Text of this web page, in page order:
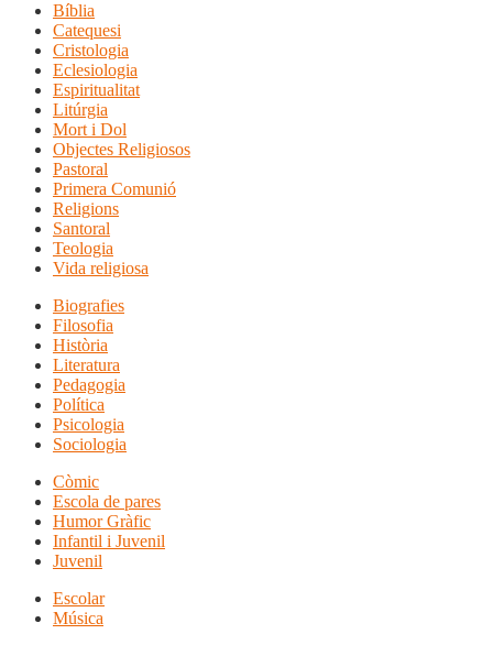
Bíblia
Catequesi
Cristologia
Eclesiologia
Espiritualitat
Litúrgia
Mort i Dol
Objectes Religiosos
Pastoral
Primera Comunió
Religions
Santoral
Teologia
Vida religiosa
Biografies
Filosofia
Història
Literatura
Pedagogia
Política
Psicologia
Sociologia
Còmic
Escola de pares
Humor Gràfic
Infantil i Juvenil
Juvenil
Escolar
Música